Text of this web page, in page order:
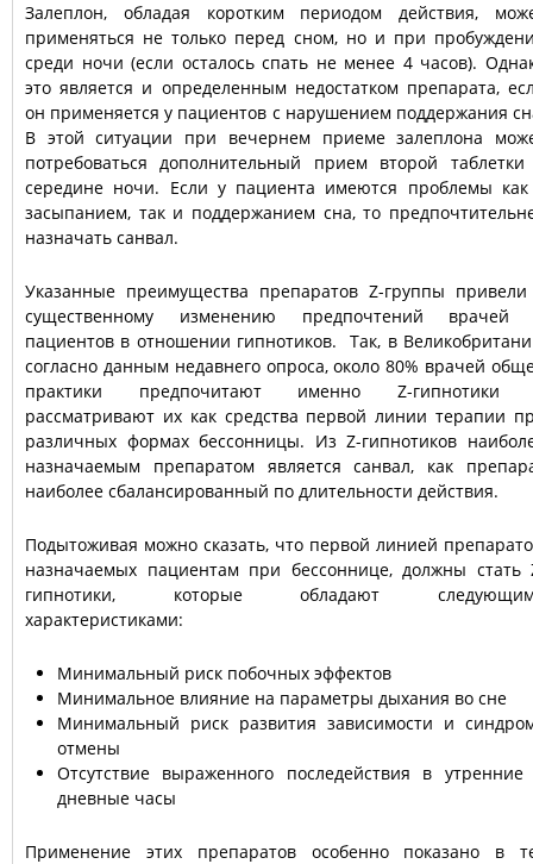
Залеплон, обладая коротким периодом действия,
применяться не только перед сном, но и при
среди ночи (если осталось спать не менее 4 часов).
это является и определенным недостатком препарата,
он применяется у пациентов с нарушением поддержания
В этой ситуации при вечернем приеме залеплона
потребоваться дополнительный прием второй
середине ночи. Если у пациента имеются проблемы
засыпанием, так и поддержанием сна, то
назначать санвал.
Указанные преимущества препаратов Z-группы
существенному изменению предпочтений врачей
пациентов в отношении гипнотиков. Так, в
согласно данным недавнего опроса, около 80% врачей
практики предпочитают именно Z-гипнотики
рассматривают их как средства первой линии терапии
различных формах бессонницы. Из Z-гипнотиков
назначаемым препаратом является санвал, как
наиболее сбалансированный по длительности действия.
Подытоживая можно сказать, что первой линией
назначаемых пациентам при бессоннице, должны стать
гипнотики, которые обладают
характеристиками:
Минимальный риск побочных эффектов
Минимальное влияние на параметры дыхания во сне
Минимальный риск развития зависимости и
отмены
Отсутствие выраженного последействия в
дневные часы
Применение этих препаратов особенно показано в